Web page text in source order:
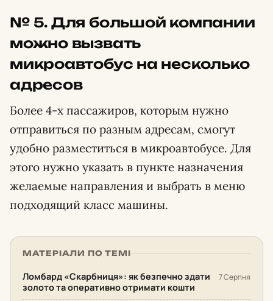
№ 5. Для большой компании
можно вызвать
микроавтобус на несколько
адресов
Более 4-х пассажиров, которым нужно
отправиться по разным адресам, смогут
удобно разместиться в микроавтобусе. Для
этого нужно указать в пункте назначения
желаемые направления и выбрать в меню
подходящий класс машины.
МАТЕРІАЛИ ПО ТЕМІ
Ломбард «Скарбниця»: як безпечно здати
золото та оперативно отримати кошти
7 Серпня